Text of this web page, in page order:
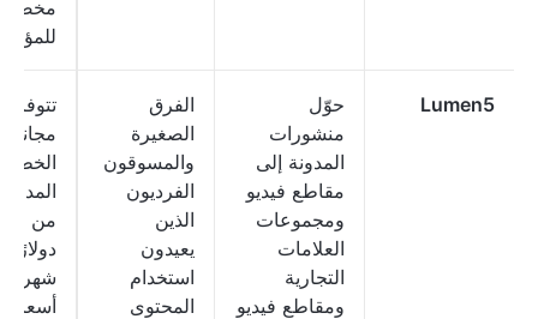
Lumen5
حوّل
منشورات
المدونة إلى
مقاطع فيديو
ومجموعات
العلامات
التجارية
ومقاطع فيديو
الفرق
الصغيرة
والمسوقون
الفرديون
الذين
يعيدون
استخدام
المحتوى
تتوفر
الخطط
دولارًا
شهريًا؛
أسعار